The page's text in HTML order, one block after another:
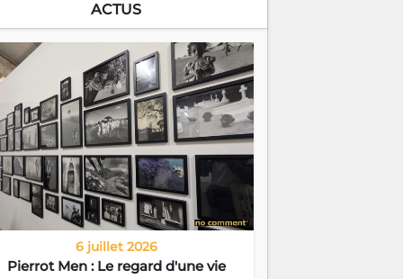
ACTUS
6 juillet 2026
Pierrot Men : Le regard d'une vie